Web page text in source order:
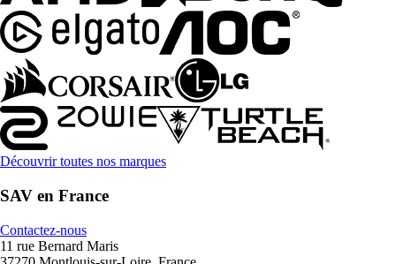
Découvrir toutes nos marques
SAV en France
Contactez-nous
11 rue Bernard Maris